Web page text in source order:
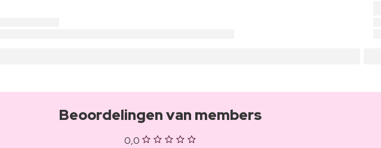
Beoordelingen van members
0,0